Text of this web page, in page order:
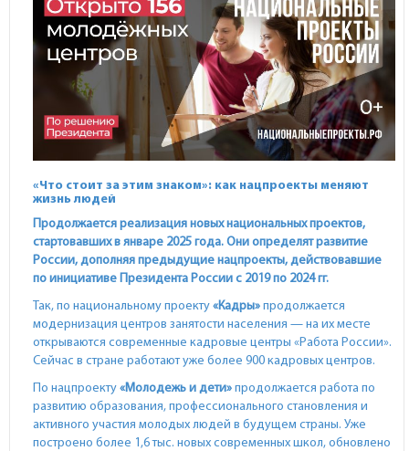
«Что стоит за этим знаком»: как нацпроекты меняют
жизнь людей
Продолжается реализация новых национальных проектов,
стартовавших в январе 2025 года. Они определят развитие
России, дополняя предыдущие нацпроекты, действовавшие
по инициативе Президента России с 2019 по 2024 гг.
Так, по национальному проекту «Кадры» продолжается
модернизация центров занятости населения — на их месте
открываются современные кадровые центры «Работа России».
Сейчас в стране работают уже более 900 кадровых центров.
По нацпроекту «Молодежь и дети» продолжается работа по
развитию образования, профессионального становления и
активного участия молодых людей в будущем страны. Уже
построено более 1,6 тыс. новых современных школ, обновлено